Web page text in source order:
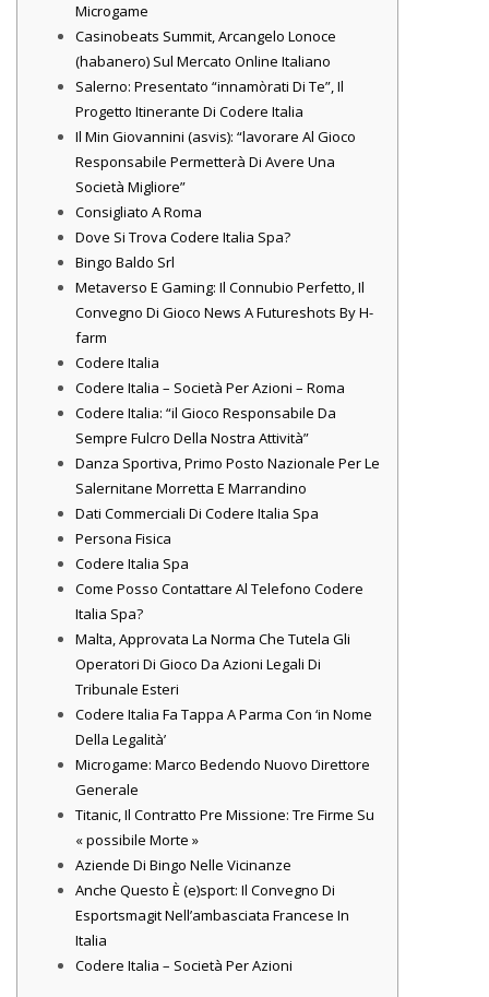
Microgame
Casinobeats Summit, Arcangelo Lonoce
(habanero) Sul Mercato Online Italiano
Salerno: Presentato “innamòrati Di Te”, Il
Progetto Itinerante Di Codere Italia
Il Min Giovannini (asvis): “lavorare Al Gioco
Responsabile Permetterà Di Avere Una
Società Migliore”
Consigliato A Roma
Dove Si Trova Codere Italia Spa?
Bingo Baldo Srl
Metaverso E Gaming: Il Connubio Perfetto, Il
Convegno Di Gioco News A Futureshots By H-
farm
Codere Italia
Codere Italia – Società Per Azioni – Roma
Codere Italia: “il Gioco Responsabile Da
Sempre Fulcro Della Nostra Attività”
Danza Sportiva, Primo Posto Nazionale Per Le
Salernitane Morretta E Marrandino
Dati Commerciali Di Codere Italia Spa
Persona Fisica
Codere Italia Spa
Come Posso Contattare Al Telefono Codere
Italia Spa?
Malta, Approvata La Norma Che Tutela Gli
Operatori Di Gioco Da Azioni Legali Di
Tribunale Esteri
Codere Italia Fa Tappa A Parma Con ‘in Nome
Della Legalità’
Microgame: Marco Bedendo Nuovo Direttore
Generale
Titanic, Il Contratto Pre Missione: Tre Firme Su
« possibile Morte »
Aziende Di Bingo Nelle Vicinanze
Anche Questo È (e)sport: Il Convegno Di
Esportsmagit Nell’ambasciata Francese In
Italia
Codere Italia – Società Per Azioni